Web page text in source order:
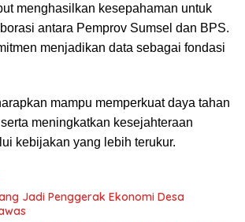
menghasilkan kesepahaman untuk
antara Pemprov Sumsel dan BPS.
menjadikan data sebagai fondasi
mampu memperkuat daya tahan
meningkatkan kesejahteraan
kebijakan yang lebih terukur.
Jadi Penggerak Ekonomi Desa